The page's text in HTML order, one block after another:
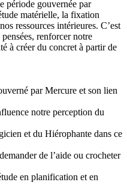
période gouvernée par
matérielle, la fixation
ressources intérieures. C’est
renforcer notre
à créer du concret à partir de
par Mercure et son lien
notre perception du
et du Hiérophante dans ce
de l’aide ou crocheter
en planification et en